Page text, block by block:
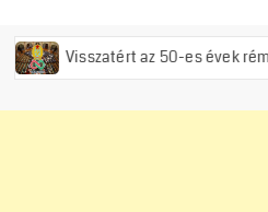
az 50-es évek rémuralma: